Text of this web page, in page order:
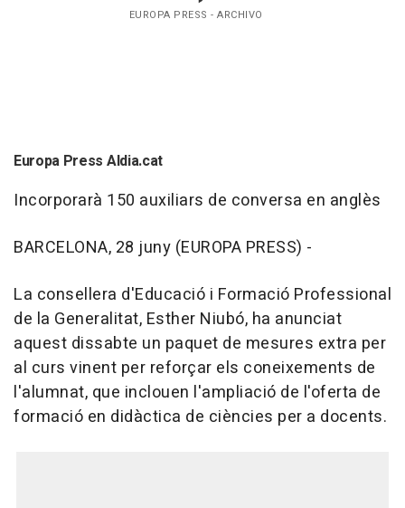
EUROPA PRESS - ARCHIVO
Europa Press Aldia.cat
Incorporarà 150 auxiliars de conversa en anglès
BARCELONA, 28 juny (EUROPA PRESS) -
La consellera d'Educació i Formació Professional
de la Generalitat, Esther Niubó, ha anunciat
aquest dissabte un paquet de mesures extra per
al curs vinent per reforçar els coneixements de
l'alumnat, que inclouen l'ampliació de l'oferta de
formació en didàctica de ciències per a docents.